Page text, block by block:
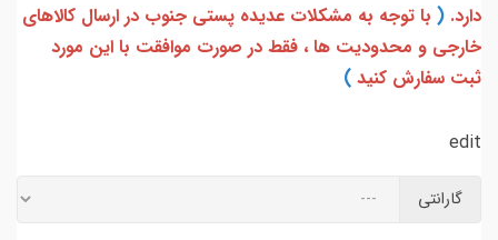
دارد. ( با توجه به مشکلات عدیده پستی جنوب در ارسال کالاهای
خارجی و محدودیت ها ، فقط در صورت موافقت با این مورد
ثبت سفارش کنید )
edit
گارانتی